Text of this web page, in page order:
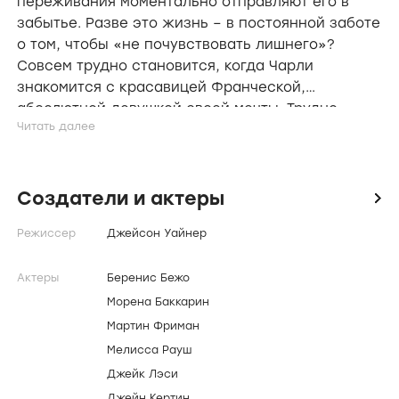
забытье. Разве это жизнь – в постоянной заботе
о том, чтобы «не почувствовать лишнего»?
Совсем трудно становится, когда Чарли
знакомится с красавицей Франческой,
абсолютной девушкой своей мечты. Трудно
осуществить мечту, если любовь и радость – то,
Создатели и актеры icon
Режиссер Джейсон Уайнер
Актеры
Беренис Бежо
Морена Баккарин
Мартин Фриман
Мелисса Рауш
Джейк Лэси